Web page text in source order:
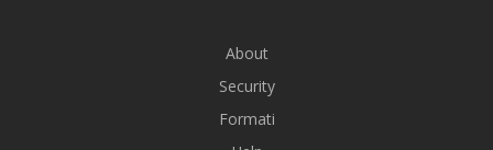
About
Security
Formati